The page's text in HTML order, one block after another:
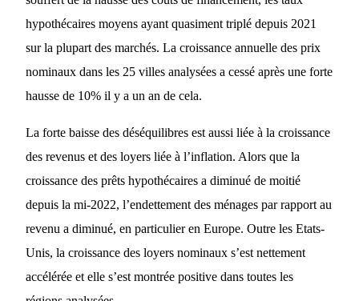
hypothécaires moyens ayant quasiment triplé depuis 2021
sur la plupart des marchés. La croissance annuelle des prix
nominaux dans les 25 villes analysées a cessé après une forte
hausse de 10% il y a un an de cela.
La forte baisse des déséquilibres est aussi liée à la croissance
des revenus et des loyers liée à l’inflation. Alors que la
croissance des prêts hypothécaires a diminué de moitié
depuis la mi-2022, l’endettement des ménages par rapport au
revenu a diminué, en particulier en Europe. Outre les Etats-
Unis, la croissance des loyers nominaux s’est nettement
accélérée et elle s’est montrée positive dans toutes les